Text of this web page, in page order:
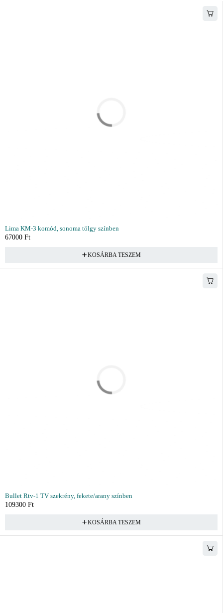
Lima KM-3 komód, sonoma tölgy színben
67000 Ft
KOSÁRBA TESZEM
Bullet Rtv-1 TV szekrény, fekete/arany színben
109300 Ft
KOSÁRBA TESZEM